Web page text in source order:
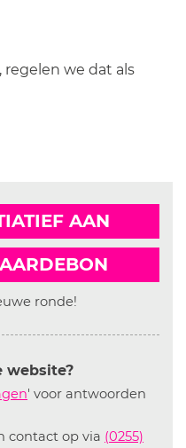
we dat als
AAN
ronde!
website?
' voor antwoorden
contact op via (0255)